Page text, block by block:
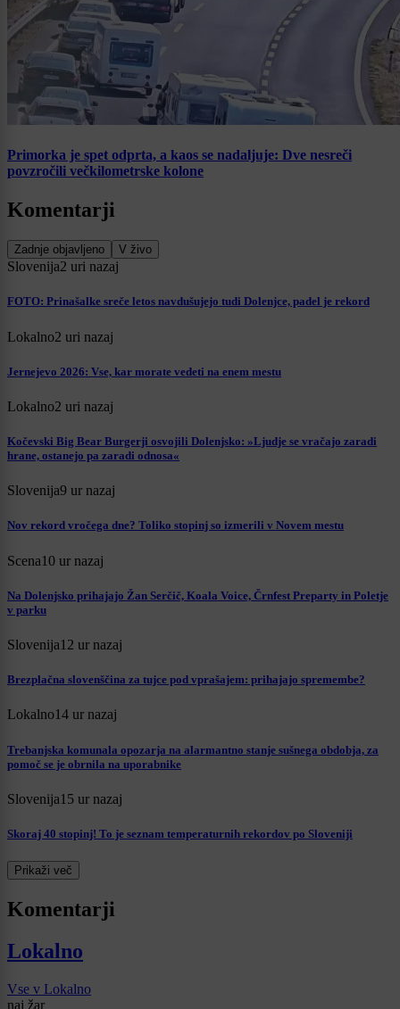
Primorka je spet odprta, a kaos se nadaljuje: Dve nesreči
povzročili večkilometrske kolone
Komentarji
Zadnje objavljeno V živo
Slovenija2 uri nazaj
FOTO: Prinašalke sreče letos navdušujejo tudi Dolenjce, padel je rekord
Lokalno2 uri nazaj
Jernejevo 2026: Vse, kar morate vedeti na enem mestu
Lokalno2 uri nazaj
Kočevski Big Bear Burgerji osvojili Dolenjsko: »Ljudje se vračajo zaradi
hrane, ostanejo pa zaradi odnosa«
Slovenija9 ur nazaj
Nov rekord vročega dne? Toliko stopinj so izmerili v Novem mestu
Scena10 ur nazaj
Na Dolenjsko prihajajo Žan Serčič, Koala Voice, Črnfest Preparty in Poletje
v parku
Slovenija12 ur nazaj
Brezplačna slovenščina za tujce pod vprašajem: prihajajo spremembe?
Lokalno14 ur nazaj
Trebanjska komunala opozarja na alarmantno stanje sušnega obdobja, za
pomoč se je obrnila na uporabnike
Slovenija15 ur nazaj
Skoraj 40 stopinj! To je seznam temperaturnih rekordov po Sloveniji
Prikaži več
Komentarji
Lokalno
Vse v Lokalno
naj žar